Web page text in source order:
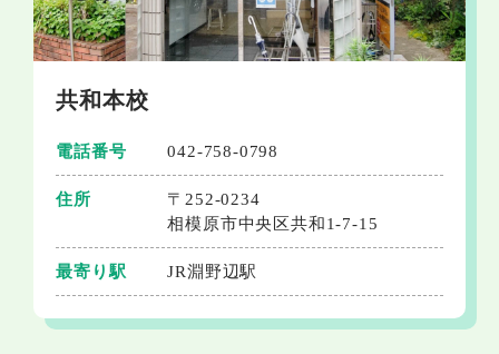
共和本校
電話番号 042-758-0798
住所
〒252-0234
相模原市中央区共和1-7-15
最寄り駅 JR淵野辺駅